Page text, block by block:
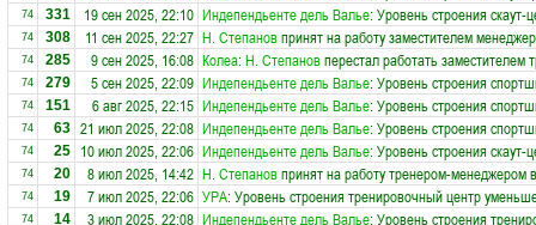
74 331 19 сен 2025, 22:10 Индепендьенте дель Валье: Уровень строения скаут-
74 308 11 сен 2025, 22:27 Н. Степановпринят на работу заместителем
74 285 9 сен 2025, 16:08 Колеа: Н. Степановперестал работать
74 279 5 сен 2025, 22:09 Индепендьенте дель Валье: Уровень строения
74 151 6 авг 2025, 22:15 Индепендьенте дель Валье: Уровень строения
74 63 21 июл 2025, 22:08 Индепендьенте дель Валье: Уровень строения
74 25 10 июл 2025, 22:06 Индепендьенте дель Валье: Уровень строения скаут-
74 20 8 июл 2025, 14:42 Н. Степановпринят на работу тренером-менеджером
74 19 7 июл 2025, 22:06 УРА: Уровень строения тренировочный центр
74 14 3 июл 2025, 22:08 Индепендьенте дель Валье: Уровень строения